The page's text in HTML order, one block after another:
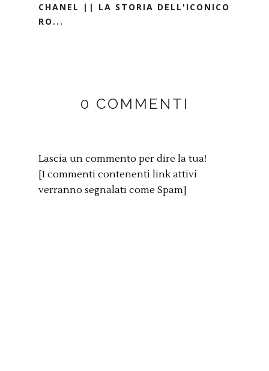
CHANEL || LA STORIA DELL'ICONICO
RO...
0 COMMENTI
Lascia un commento per dire la tua!
[I commenti contenenti link attivi
verranno segnalati come Spam]